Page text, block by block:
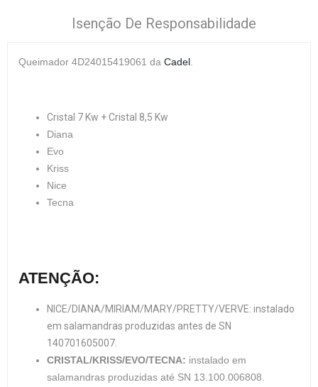
Isenção De Responsabilidade
Queimador 4D24015419061 da Cadel
Cristal 7 Kw + Cristal 8,5 Kw
Diana
Evo
Kriss
Nice
Tecna
ATENÇÃO:
NICE/DIANA/MIRIAM/MARY/PRETTY/VERVE: instalado
em salamandras produzidas antes de SN
140701605007.
CRISTAL/KRISS/EVO/TECNA: instalado em
salamandras produzidas até SN 13.100.006808.